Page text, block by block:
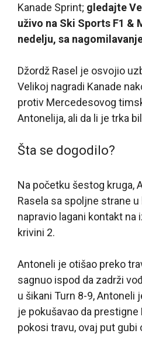
Kanade Sprint; gledajte
uživo na Ski Sports F1 &
nedelju, sa
Džordž Rasel je osvojio
Velikoj nagradi Kanade
protiv Mercedesovog
Antonelija, ali da li je trka
Šta se dogodilo?
Na početku šestog kruga,
Rasela sa spoljne strane u
napravio lagani kontakt na
krivini 2.
Antoneli je otišao preko
sagnuo ispod da zadrži
u šikani Turn 8-9, Antoneli
je pokušavao da prestigne
pokosi travu, ovaj put gubi